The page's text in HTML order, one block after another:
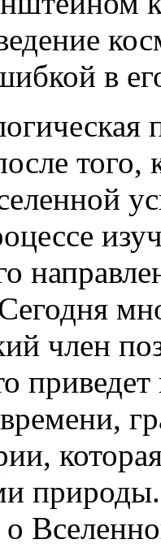
в
того,
член
о